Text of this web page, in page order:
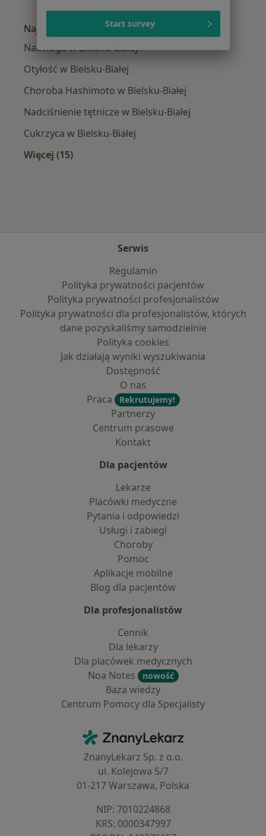
Najczęście leczone choroby
Nadwaga w Bielsku-Białej
Otyłość w Bielsku-Białej
Choroba Hashimoto w Bielsku-Białej
Nadciśnienie tętnicze w Bielsku-Białej
Cukrzyca w Bielsku-Białej
Więcej (15)
Serwis
Regulamin
Polityka prywatności pacjentów
Polityka prywatności profesjonalistów
Polityka prywatności dla profesjonalistów, których
dane pozyskaliśmy samodzielnie
Polityka cookies
Jak działają wyniki wyszukiwania
Dostępność
O nas
Praca
Rekrutujemy!
Partnerzy
Centrum prasowe
Kontakt
Dla pacjentów
Lekarze
Placówki medyczne
Pytania i odpowiedzi
Usługi i zabiegi
Choroby
Pomoc
Aplikacje mobilne
Blog dla pacjentów
Dla profesjonalistów
Cennik
Dla lekarzy
Dla placówek medycznych
Noa Notes
nowość
Baza wiedzy
Centrum Pomocy dla Specjalisty
ZnanyLekarz - Strona główna
ZnanyLekarz Sp. z o.o.
ul. Kolejowa 5/7
01-217 Warszawa, Polska
NIP: ⁠7010224868
KRS: ⁠0000347997
Start survey